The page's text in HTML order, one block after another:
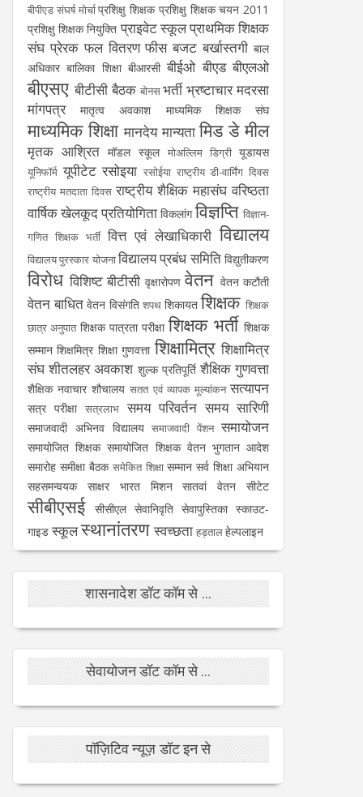
बीपीएड संघर्ष मोर्चा प्रशिक्षु शिक्षक प्रशिक्षु शिक्षक चयन 2011
प्रशिक्षु शिक्षक नियुक्ति प्राइवेट स्कूलप्राथमिक शिक्षक
संघ प्रेरक फल वितरण फीस बजट बर्खास्तगी बाल
अधिकार बालिका शिक्षा बीआरसी बीईओ बीएड बीएलओ
बीएसए बीटीसी बैठक बोनस भर्ती भ्रष्टाचार मदरसा
मांगपत्र
मातृत्व अवकाश माध्यमिक शिक्षक संघ
माध्यमिक शिक्षा मानदेय मान्यता मिड डे मील
मृतक आश्रित मॉडल स्कूल मोअल्लिम डिग्री यूडायस
यूनिफॉर्म यूपीटेट रसोइया रसोईया राष्ट्रीय डी-वार्मिंग दिवस
राष्ट्रीय मतदाता दिवस राष्ट्रीय शैक्षिक महासंघ वरिष्ठता
वार्षिक खेलकूद प्रतियोगिता विकलांग विज्ञप्ति विज्ञान-
गणित शिक्षक भर्ती वित्त एवं लेखाधिकारी विद्यालय
विद्यालय पुरस्कार योजनाविद्यालय प्रबंध समिति विद्युतीकरण
विरोध विशिष्ट बीटीसी वृक्षारोपण वेतन वेतन कटौती
वेतन बाधित वेतन विसंगति शपथ शिकायत शिक्षक शिक्षक
छात्र अनुपात शिक्षक पात्रता परीक्षा शिक्षक भर्ती शिक्षक
सम्मान शिक्षमित्र शिक्षा गुणवत्ता शिक्षामित्र शिक्षामित्र
संघ शीतलहर अवकाश शुल्क प्रतिपूर्ति शैक्षिक गुणवत्ता
शैक्षिक नवाचार शौचालय सतत एवं व्यापक मूल्यांकन सत्यापन
सत्र परीक्षा सत्रलाभ समय परिवर्तन समय सारिणी
समाजवादी अभिनव विद्यालय समाजवादी पेंशन समायोजन
समायोजित शिक्षक समायोजित शिक्षक वेतन भुगतान आदेश
समारोह समीक्षा बैठक समेकित शिक्षा सम्मान सर्व शिक्षा अभियान
सहसमन्वयक
साक्षर भारत मिशन सातवां वेतन सीटेट
सीबीएसई सीसीएल सेवानिवृति सेवापुस्तिका स्काउट-
गाइड स्कूलस्थानांतरण स्वच्छता हड़तालहेल्पलाइन
शासनादेश डॉट कॉम से ...
सेवायोजन डॉट कॉम से ...
पॉज़िटिव न्यूज़ डॉट इन से